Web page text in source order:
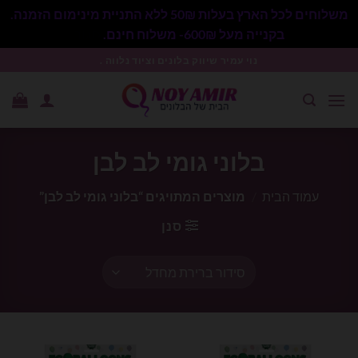
משלוחים לכל הארץ בעלות 50₪ ללא התניית מינימום הזמנה.
בקנייה מעל 600₪- משלוח חינם.
בלוני גומי לב לבן
עמוד הבית
מוצרים המתויגים “בלוני גומי לב לבן”
סנן